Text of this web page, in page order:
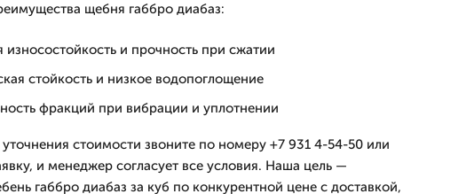
щебня габбро диабаз:
износостойкость и прочность при сжатии
стойкость и низкое водопоглощение
фракций при вибрации и уплотнении
уточнения стоимости звоните по номеру +7 931 4-54-50 или
и менеджер согласует все условия. Наша цель —
габбро диабаз за куб по конкурентной цене с доставкой,